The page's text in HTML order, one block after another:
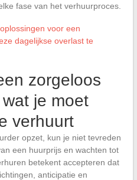
fase van het verhuurproces.
voor een
dagelijkse overlast te
zorgeloos
je moet
verhuurt
opzet, kun je niet tevreden
een huurprijs en wachten tot
betekent accepteren dat
anticipatie en